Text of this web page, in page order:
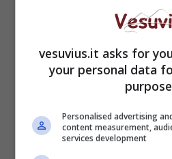
Piazza Dante, dunque,
“tanto odiato” da chi dal
Centro Città passandovi.
vesuvius.it asks for
your personal data
Personalised advertising
content measurement,
services development